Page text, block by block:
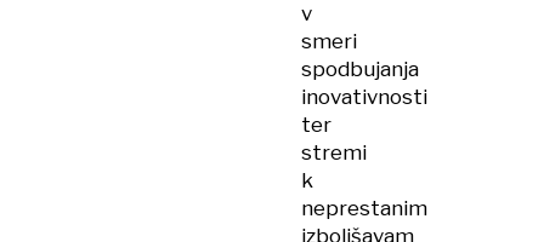
v
smeri
spodbujanja
inovativnosti
ter
stremi
k
neprestanim
izboljšavam